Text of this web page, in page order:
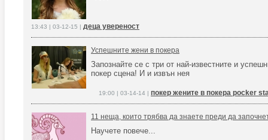
13:43 | 03-12-15 | деца увереност
Успешните жени в покера
Запознайте се с три от най-известните и
покер сцена! И и извън нея
19:00 | 03-14-14 | покер жените в покера pocker
11 неща, които трябва да знаете преди да
Научете повече...